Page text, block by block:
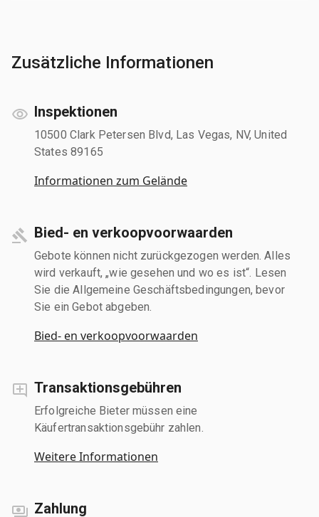
Zusätzliche Informationen
Inspektionen
10500 Clark Petersen Blvd, Las Vegas, NV, United
States 89165
Informationen zum Gelände
Bied- en verkoopvoorwaarden
Gebote können nicht zurückgezogen werden. Alles
wird verkauft, „wie gesehen und wo es ist“. Lesen
Sie die Allgemeine Geschäftsbedingungen, bevor
Sie ein Gebot abgeben.
Bied- en verkoopvoorwaarden
Transaktionsgebühren
Erfolgreiche Bieter müssen eine
Käufertransaktionsgebühr zahlen.
Weitere Informationen
Zahlung